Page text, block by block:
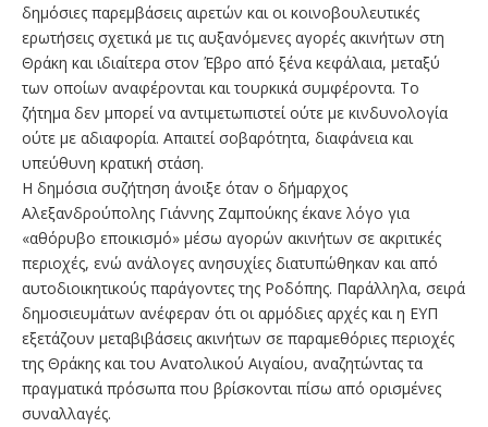
δημόσιες παρεμβάσεις αιρετών και οι κοινοβουλευτικές
ερωτήσεις σχετικά με τις αυξανόμενες αγορές ακινήτων στη
Θράκη και ιδιαίτερα στον Έβρο από ξένα κεφάλαια, μεταξύ
των οποίων αναφέρονται και τουρκικά συμφέροντα. Το
ζήτημα δεν μπορεί να αντιμετωπιστεί ούτε με κινδυνολογία
ούτε με αδιαφορία. Απαιτεί σοβαρότητα, διαφάνεια και
υπεύθυνη κρατική στάση.
Η δημόσια συζήτηση άνοιξε όταν ο δήμαρχος
Αλεξανδρούπολης Γιάννης Ζαμπούκης έκανε λόγο για
«αθόρυβο εποικισμό» μέσω αγορών ακινήτων σε ακριτικές
περιοχές, ενώ ανάλογες ανησυχίες διατυπώθηκαν και από
αυτοδιοικητικούς παράγοντες της Ροδόπης. Παράλληλα, σειρά
δημοσιευμάτων ανέφεραν ότι οι αρμόδιες αρχές και η ΕΥΠ
εξετάζουν μεταβιβάσεις ακινήτων σε παραμεθόριες περιοχές
της Θράκης και του Ανατολικού Αιγαίου, αναζητώντας τα
πραγματικά πρόσωπα που βρίσκονται πίσω από ορισμένες
συναλλαγές.